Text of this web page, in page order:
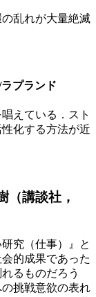
乱れが大量絶滅
ラプランド
えている．スト
化する方法が近
（講談社，
究（仕事）』と
的成果であった
るものだろう
挑戦意欲の表れ